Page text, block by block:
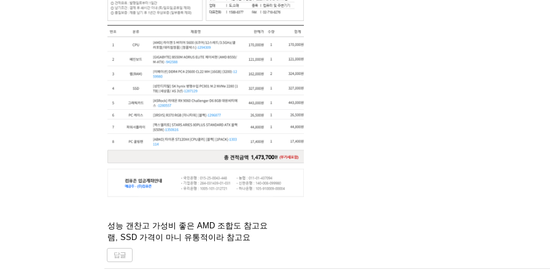
성능 갠찬고 가성비 좋은 AMD 조합도 참고요
램, SSD 가격이 마니 유통적이라 참고요
답글